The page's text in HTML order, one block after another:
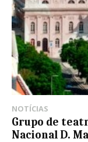
NOTÍCIAS
Grupo de
Nacional D.